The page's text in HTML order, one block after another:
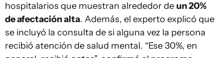
hospitalarios que muestran alrededor de un 20%
de afectación alta. Además, el experto explicó que
se incluyó la consulta de si alguna vez la persona
recibió atención de salud mental. “Ese 30%, en